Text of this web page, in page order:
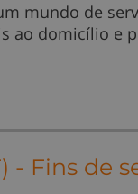
mundo de
ao domicílio e
- Fins de